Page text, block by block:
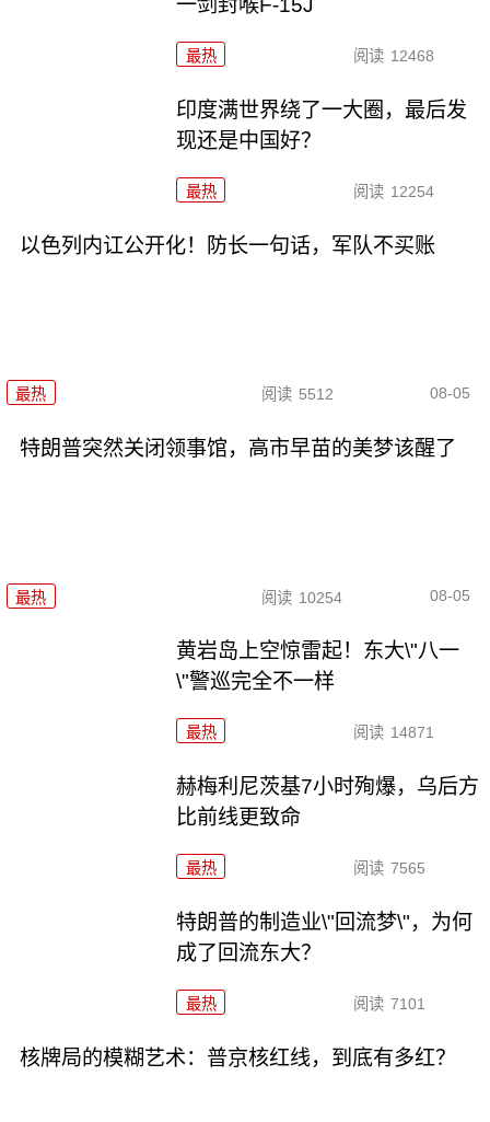
一剑封喉F-15J
最热 阅读 12468
印度满世界绕了一大圈，最后发
现还是中国好？
最热 阅读 12254
以色列内讧公开化！防长一句话，军队不买账
最热 阅读 5512 08-05
特朗普突然关闭领事馆，高市早苗的美梦该醒了
最热 阅读 10254 08-05
黄岩岛上空惊雷起！东大\"八一
\"警巡完全不一样
最热 阅读 14871
赫梅利尼茨基7小时殉爆，乌后方
比前线更致命
最热 阅读 7565
特朗普的制造业\"回流梦\"，为何
成了回流东大？
最热 阅读 7101
核牌局的模糊艺术：普京核红线，到底有多红？